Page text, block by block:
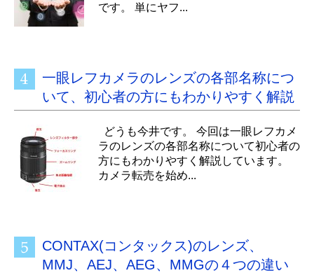
です。 単にヤフ...
一眼レフカメラのレンズの各部名称につ
いて、初心者の方にもわかりやすく解説
どうも今井です。 今回は一眼レフカメ
ラのレンズの各部名称について初心者の
方にもわかりやすく解説しています。
カメラ転売を始め...
CONTAX(コンタックス)のレンズ、
MMJ、AEJ、AEG、MMGの４つの違い